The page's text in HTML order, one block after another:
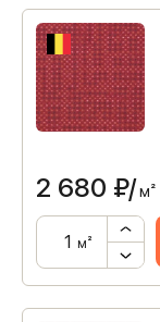
2 680 ₽/м²
м²